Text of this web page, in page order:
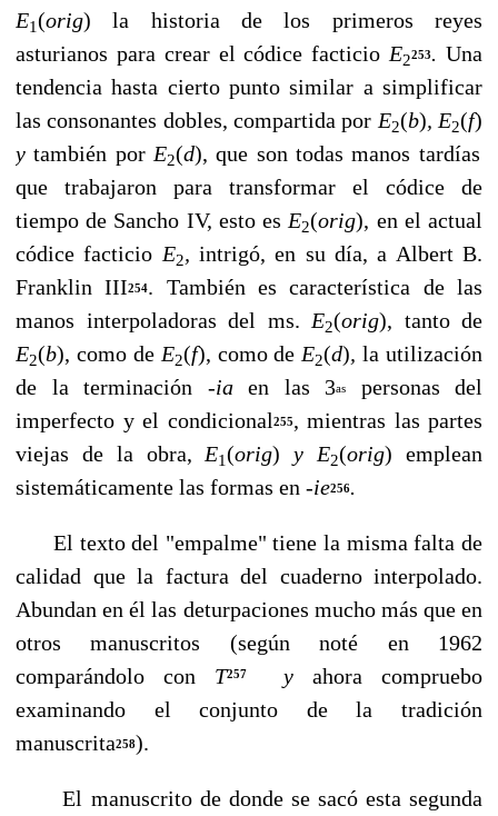
E1(orig)
la historia de los pri­meros reyes
asturianos para crear el códice facticio E2253.Una
tendencia hasta cierto punto similar a simplificar
las consonantes dobles, compartida por E2(b), E2(f)
ytam­bién por E2(d), que son todas manos tardías
que trabajaron para transformar el códice de
tiempo de Sancho IV, esto es E2(orig), en el actual
códice facticio E2,intrigó, en su día, a Albert B.
Franklin III254. También es característica de las
manos interpoladoras del ms. E2(orig), tanto de
E2(b), como de E2(f), como de E2(d),la utilización
de la ter­minación -ia en las 3as
personas del
imperfecto y el condicional255, mientras las partes
viejas de la obra, E1(orig)y E2(orig) emplean
sistemáticamente las formas en -ie256.
El texto del "empalme" tiene la misma falta de
calidad que la factura del cuaderno interpolado.
Abundan en él las deturpaciones mucho más que en
otros manuscritos (se­gún noté en 1962
comparándolo con T257 y ahora compruebo
examinando el conjunto de la tradición
manuscrita258).
El manuscrito de donde se sacó esta segunda